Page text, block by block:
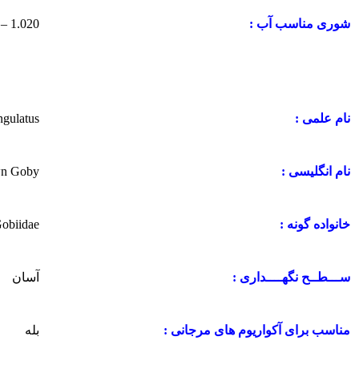
شوری مناسب آب : 1.020 – 1.025
نام علمی :
نام انگلیسی : Goby
خانواده گونه :
ســـطــح نگهــــداری : آسان
مناسب برای آکواریوم های مرجانی : بله